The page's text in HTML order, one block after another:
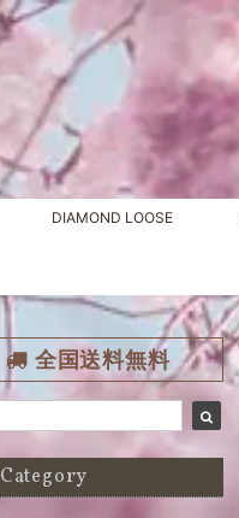
DIAMOND LOOSE
全国送料無料
Category